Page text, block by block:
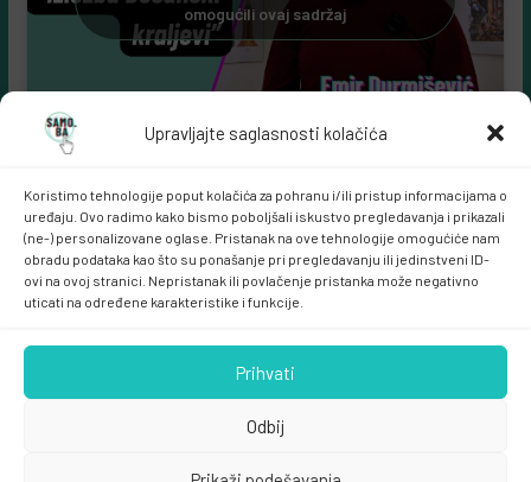
Upravljajte saglasnosti kolačića
Koristimo tehnologije poput kolačića za pohranu i/ili pristup informacijama o
uređaju. Ovo radimo kako bismo poboljšali iskustvo pregledavanja i prikazali
(ne-) personalizovane oglase. Pristanak na ove tehnologije omogućiće nam
obradu podataka kao što su ponašanje pri pregledavanju ili jedinstveni ID-
ovi na ovoj stranici. Nepristanak ili povlačenje pristanka može negativno
uticati na određene karakteristike i funkcije.
Prihvati
Odbij
Kliknite da biste prihvatili marketing kolačiće i
omogućili ovaj sadržaj